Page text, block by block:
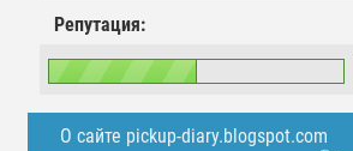
Репутация:
О сайте pickup-diary.blogspot.com